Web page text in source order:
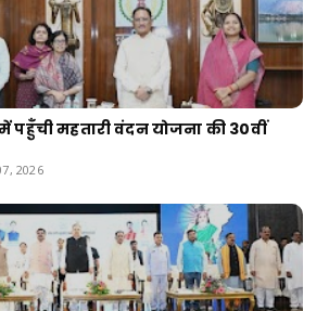
पहुँची महतारी वंदन योजना की 30वीं
2026